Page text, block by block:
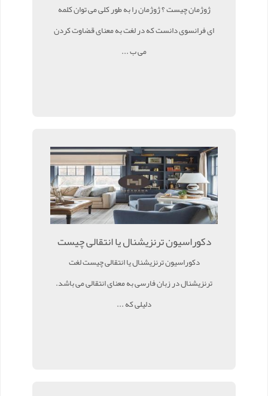
ژوژمان چیست ؟ ژوژمان را به طور کلی می توان کلمه
ای فرانسوی دانست که در لغت به معنای قضاوت کردن
می ب ...
دکوراسیون ترنزیشنال یا انتقالی چیست
دکوراسیون ترنزیشنال یا انتقالی چیست لغت
ترنزیشنال در زبان فارسی به معنای انتقالی می باشد.
دلیلی که ...